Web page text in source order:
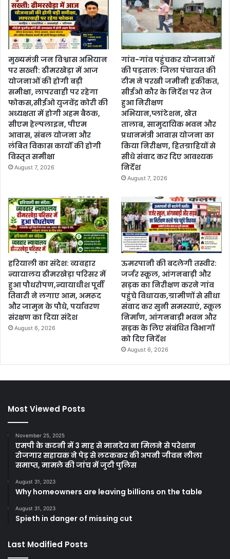
मुख्यमंत्री जन विश्वास अभियान
पर सख्ती: ढीमरखेड़ा में आज
योजनाओं की होगी बड़ी
समीक्षा, लापरवाही पर रहेगा
फोकस,सीईओ युजवेंद्र कोरी की
अध्यक्षता में होगी अहम बैठक,
सीएम हेल्पलाइन, पीएम
आवास, संबल योजना और
लंबित विकास कार्यों की होगी
विस्तृत समीक्षा
August 7, 2026
गांव-गांव पहुंचकर योजनाओं
की पड़ताल: जिला पंचायत की
टीम ने परखी जमीनी हकीकत,
सीईओ कौर के निर्देश पर तेज
हुआ निरीक्षण
अभियान,प्लांटेशन, खेत
तालाब, सामुदायिक भवन और
प्रधानमंत्री आवास योजना का
किया निरीक्षण, हितग्राहियों से
सीधे संवाद कर दिए आवश्यक
निर्देश
August 7, 2026
हरियाली का संदेश: व्यवहार
न्यायालय ढीमरखेड़ा परिसर में
हुआ पौधरोपण,न्यायाधीश पूर्वी
तिवारी ने लगाए आम, अमरूद
और जामुन के पौधे, पर्यावरण
संरक्षण का दिया संदेश
August 6, 2026
ऊमरपानी की बदलेगी तस्वीर:
जर्जर स्कूल, आंगनबाड़ी और
सड़क का निरीक्षण करने गांव
पहुंचे विधायक,ग्रामीणों से सीधा
संवाद कर सुनी समस्याएं, स्कूल
निर्माण, आंगनबाड़ी भवन और
सड़क के लिए संबंधित विभागों
को दिए निर्देश
August 6, 2026
Most Viewed Posts
November 25, 2025
एमपी के कटनी में 3 माह से मानदेय ना मिलने से परेशान
रोजगार सहायक ने पेड़ से लटककर की अपनी जीवन लीला
समाप्त, मामले की जांच में जुटी पुलिस
August 31, 2023
Why homeowners are leaving billions on the table
August 31, 2023
Spieth in danger of missing cut
Last Modified Posts